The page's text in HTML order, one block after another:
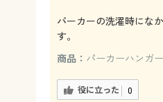
パーカーの洗濯時にな
す。
商品： パーカーハンガ
役に立った 0